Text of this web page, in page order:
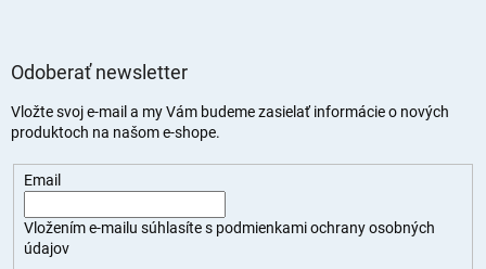
Odoberať newsletter
Vložte svoj e-mail a my Vám budeme zasielať informácie o nových
produktoch na našom e-shope.
Email
Vložením e-mailu súhlasíte s podmienkami ochrany osobných
údajov